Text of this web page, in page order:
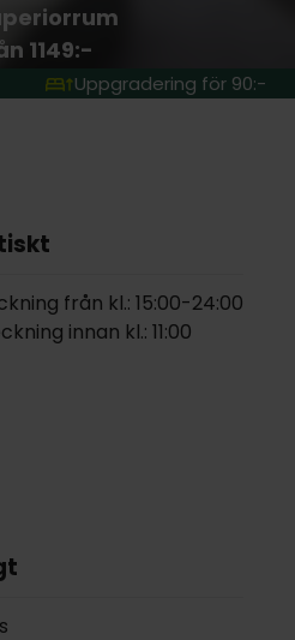
1149:-
Uppgradering för 90:-
från kl.: 15:00-24:00
innan kl.: 11:00